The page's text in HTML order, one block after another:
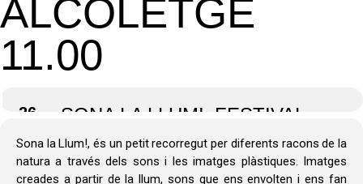
ALCOLETGE
11.00
26
SONA LA LLUM!, FESTIVAL
MIL MANERES, ALCOLETGE
11.00
Sona la Llum!, és un petit recorregut per diferents racons de la
natura a través dels sons i les imatges plàstiques. Imatges
creades a partir de la llum, sons que ens envolten i ens fan